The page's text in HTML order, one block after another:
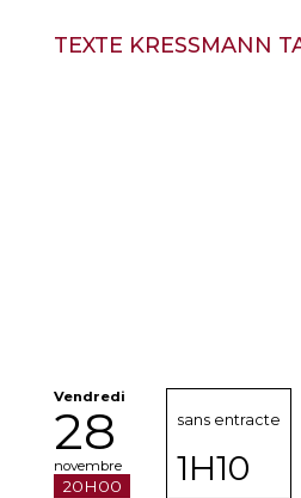
TEXTE KRESSMANN
Vendredi
28
novembre
20H00
sans entracte
1H10